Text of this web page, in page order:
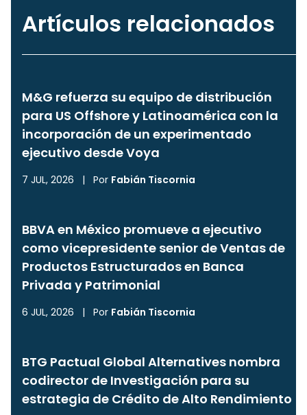
Artículos relacionados
M&G refuerza su equipo de distribución
para US Offshore y Latinoamérica con la
incorporación de un experimentado
ejecutivo desde Voya
7 JUL, 2026 | Por Fabián Tiscornia
BBVA en México promueve a ejecutivo
como vicepresidente senior de Ventas de
Productos Estructurados en Banca
Privada y Patrimonial
6 JUL, 2026 | Por Fabián Tiscornia
BTG Pactual Global Alternatives nombra
codirector de Investigación para su
estrategia de Crédito de Alto Rendimiento